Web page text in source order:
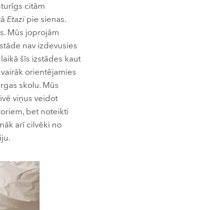
citām
Etazi pie sienas.
Mūs joprojām
nav izdevusies
šīs izstādes kaut
orientējamies
skolu. Mūs
viņus veidot
bet noteikti
arī cilvēki no